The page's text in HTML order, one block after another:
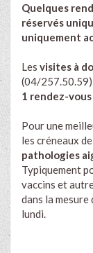
Quelques
réservés
uniquement
Les visites à
(04/257.50.59)
1 rendez-
Pour une
les créneaux de
pathologies
Typiquement
vaccins et
dans la
lundi.